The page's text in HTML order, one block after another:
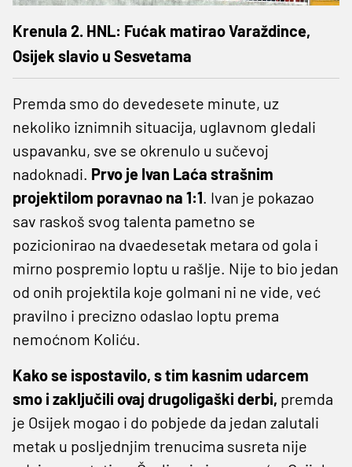
Krenula 2. HNL: Fućak matirao Varaždince,
Osijek slavio u Sesvetama
Premda smo do devedesete minute, uz
nekoliko iznimnih situacija, uglavnom gledali
uspavanku, sve se okrenulo u sučevoj
nadoknadi. Prvo je Ivan Laća strašnim
projektilom poravnao na 1:1. Ivan je pokazao
sav raskoš svog talenta pametno se
pozicionirao na dvaedesetak metara od gola i
mirno pospremio loptu u rašlje. Nije to bio jedan
od onih projektila koje golmani ni ne vide, već
pravilno i precizno odaslao loptu prema
nemoćnom Koliću.
Kako se ispostavilo, s tim kasnim udarcem
smo i zaključili ovaj drugoligaški derbi, premda
je Osijek mogao i do pobjede da jedan zalutali
metak u posljednjim trenucima susreta nije